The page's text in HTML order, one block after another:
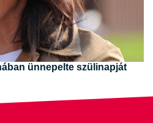
ünnepelte szülinapját